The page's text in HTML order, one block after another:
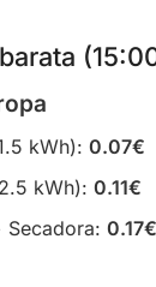
kWh): 0.07€
kWh): 0.11€
Secadora: 0.17€